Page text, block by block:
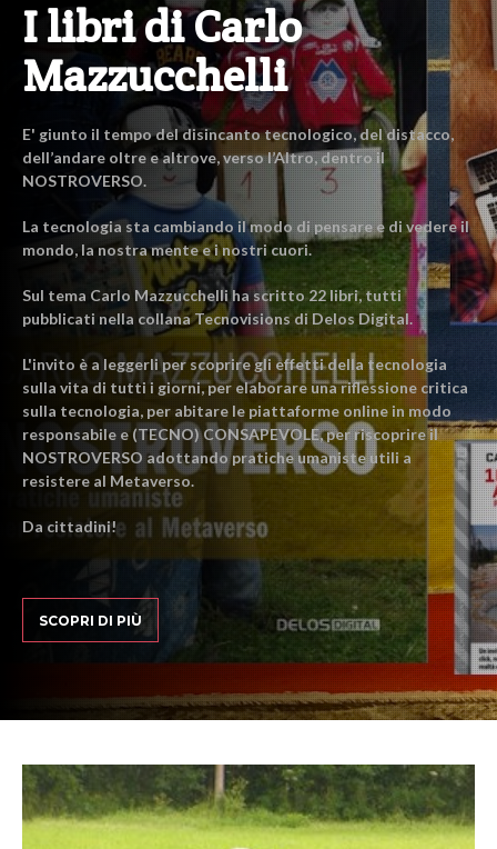
I libri di Carlo
Mazzucchelli
E' giunto il tempo del disincanto tecnologico, del distacco,
dell’andare oltre e altrove, verso l’Altro, dentro il
NOSTROVERSO.
La tecnologia sta cambiando il modo di pensare e di vedere il
mondo, la nostra mente e i nostri cuori.
Sul tema Carlo Mazzucchelli ha scritto 22 libri, tutti
pubblicati nella collana Tecnovisions di Delos Digital.
L'invito è a leggerli per scoprire gli effetti della tecnologia
sulla vita di tutti i giorni, per elaborare una riflessione critica
sulla tecnologia, per abitare le piattaforme online in modo
responsabile e (TECNO) CONSAPEVOLE, per riscoprire il
NOSTROVERSO adottando pratiche umaniste utili a
resistere al Metaverso.
Da cittadini!
SCOPRI DI PIÙ